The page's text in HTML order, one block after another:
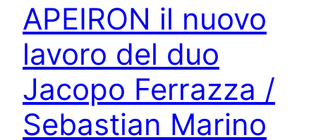
APEIRON il nuovo
lavoro del duo
Jacopo Ferrazza /
Sebastian Marino